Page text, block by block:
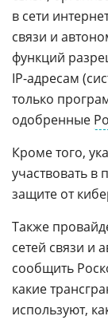
в сети
связи и
функций
IP-адресам
только
одобренные
Кроме того,
участвовать в
защите от
Также
сетей связи и
сообщить
какие
используют,